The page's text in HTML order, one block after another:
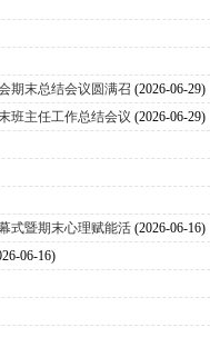
期末总结会议圆满召(2026-06-29)
班主任工作总结会议 (2026-06-29)
式暨期末心理赋能活(2026-06-16)
06-16)